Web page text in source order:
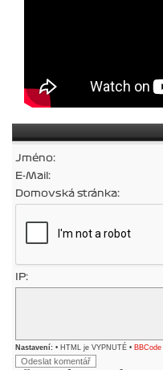
Jméno:
E-Mail:
Domovská stránka:
IP:
Nastavení: • HTML je VYPNUTÉ • BBCode